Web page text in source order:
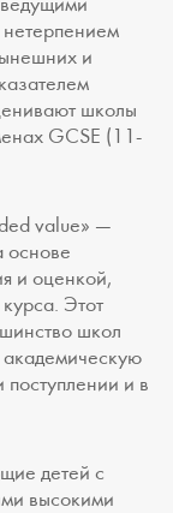
и
школы
GCSE (11-
value» —
основе
и оценкой,
Этот
школ
академическую
и в
детей с
высокими